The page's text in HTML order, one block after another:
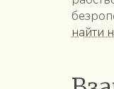
найти